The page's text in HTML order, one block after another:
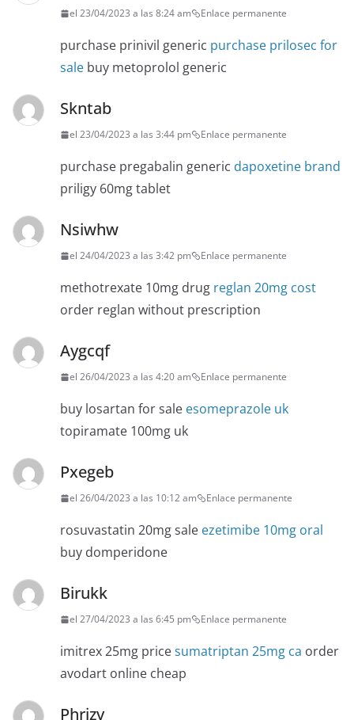
el 23/04/2023 a las 8:24 am Enlace permanente
purchase prinivil generic purchase prilosec for
sale buy metoprolol generic
Skntab
el 23/04/2023 a las 3:44 pm Enlace permanente
purchase pregabalin generic dapoxetine brand
priligy 60mg tablet
Nsiwhw
el 24/04/2023 a las 3:42 pm Enlace permanente
methotrexate 10mg drug reglan 20mg cost
order reglan without prescription
Aygcqf
el 26/04/2023 a las 4:20 am Enlace permanente
buy losartan for sale esomeprazole uk
topiramate 100mg uk
Pxegeb
el 26/04/2023 a las 10:12 am Enlace permanente
rosuvastatin 20mg sale ezetimibe 10mg oral
buy domperidone
Birukk
el 27/04/2023 a las 6:45 pm Enlace permanente
imitrex 25mg pricesumatriptan 25mg ca order
avodart online cheap
Phrjzv